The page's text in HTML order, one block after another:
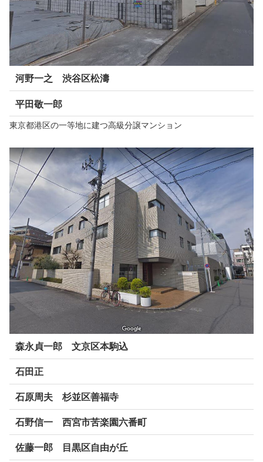
河野一之 渋谷区松濤
平田敬一郎
東京都港区の一等地に建つ高級分譲マンション
森永貞一郎 文京区本駒込
石田正
石原周夫 杉並区善福寺
石野信一 西宮市苦楽園六番町
佐藤一郎 目黒区自由が丘